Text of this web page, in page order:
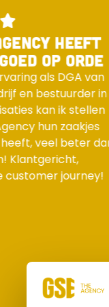
heeft
op orde
als DGA van
en bestuurder in
kan ik stellen
hun zaakjes
veel beter
Klantgericht,
customer journey!